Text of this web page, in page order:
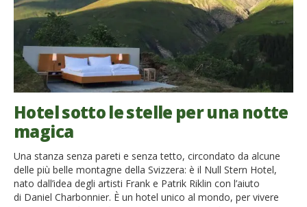
Hotel sotto le stelle per una notte
magica
Una stanza senza pareti e senza tetto, circondato da alcune
delle più belle montagne della Svizzera: è il Null Stern Hotel,
nato dall’idea degli artisti Frank e Patrik Riklin con l’aiuto
di Daniel Charbonnier. È un hotel unico al mondo, per vivere